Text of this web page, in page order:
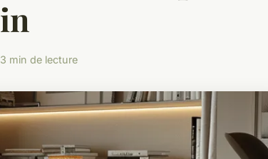
3 min de lecture